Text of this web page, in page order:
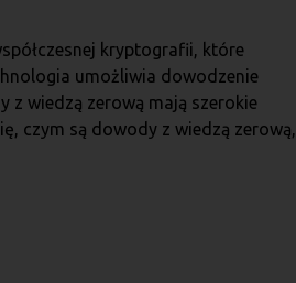
kryptografii, które
umożliwia dowodzenie
wiedzą zerową mają szerokie
czym są dowody z wiedzą zerową,